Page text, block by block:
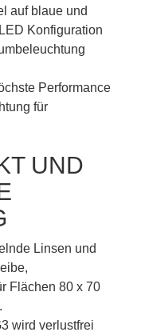
auf blaue und
Konfiguration
Performance
für
UND
Linsen und
Flächen 80 x 70
wird verlustfrei